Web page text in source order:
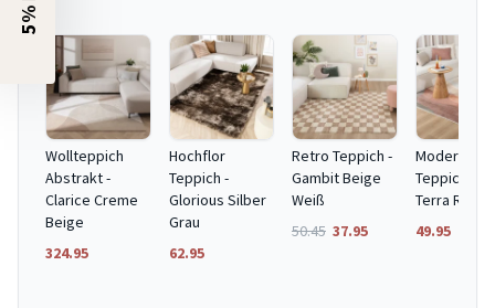
Wollteppich
Abstrakt -
Clarice Creme
Beige
324.95
Hochflor
Teppich -
Glorious Silber
Grau
62.95
Retro Teppich -
Gambit Beige
Weiß
50.45 37.95
Moderner
Teppich -
Terra Rot
49.95